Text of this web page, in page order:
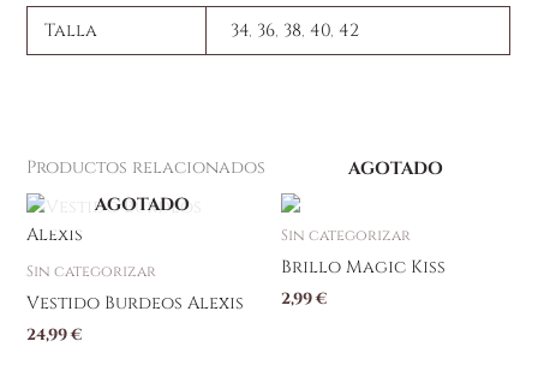
Talla 34, 36, 38, 40, 42
Productos relacionados
AGOTADO
Sin categorizar
Vestido Burdeos Alexis
24,99€
AGOTADO
Sin categorizar
Brillo Magic Kiss
2,99€